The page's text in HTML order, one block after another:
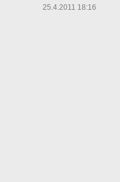
25.4.2011 18:16